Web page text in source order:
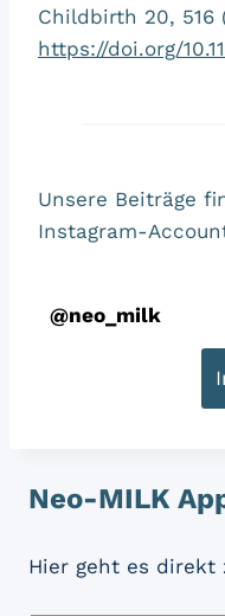
Childbirth 20, 516
https://doi.org/
Unsere Beiträge
Instagram-
@neo_milk
Neo-MILK
Hier geht es direkt